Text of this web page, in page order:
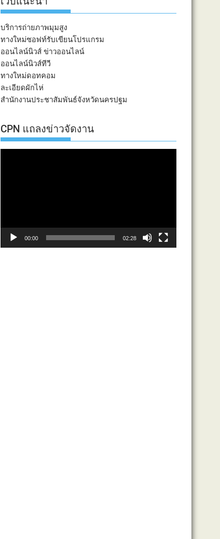
บริการถ่ายภาพมุมสูง
ทางใหม่ซอฟท์รับเขียนโปรแกรม
ออนไลน์นิวส์ ข่าวออนไลน์
ออนไลน์นิวส์ทีวี
ทางใหม่ดอทคอม
ละเอียดผักไห่
สำนักงานประชาสัมพันธ์จังหวัดนครปฐม
CPN แถลงข่าวจัดงาน
00:00 02:28